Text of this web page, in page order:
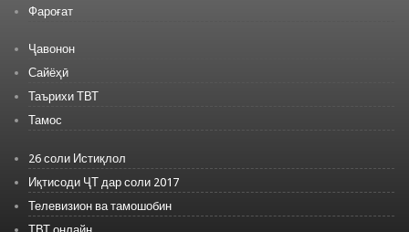
Фароғат
Ҷавонон
Сайёҳӣ
Таърихи ТВТ
Тамос
26 соли Истиқлол
Иқтисоди ҶТ дар соли 2017
Телевизион ва тамошобин